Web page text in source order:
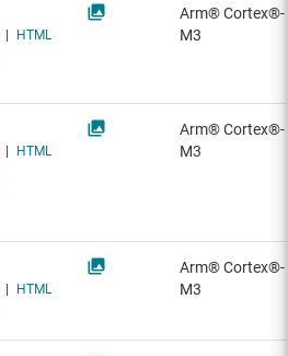
HTML
Arm® Cortex®-
M3
HTML
Arm® Cortex®-
M3
HTML
Arm® Cortex®-
M3